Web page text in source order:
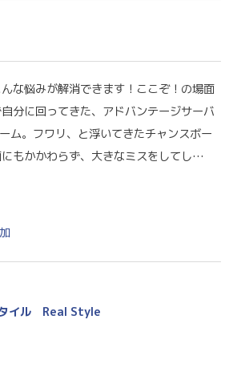
な悩みが解消できます！ここぞ！の場面
分に回ってきた、アドバンテージサーバ
ム。フワリ、と浮いてきたチャンスボー
もかかわらず、大きなミスをしてし…
タイル Real Style